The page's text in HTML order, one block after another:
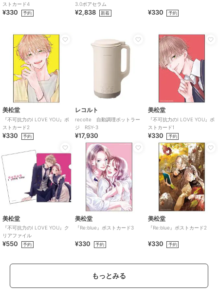
ストカード4
¥330 予約
3.0ポアセラム
¥2,838 新着 ¥330 予約
美松堂
『不可抗力のI LOVE YOU』ポ
ストカード2
¥330 予約
レコルト
recolte 自動調理ポットラー
ジ RSY-3
¥17,930
美松堂
『不可抗力のI LOVE YOU』ポ
ストカード1
¥330 予約
美松堂
『不可抗力のI LOVE YOU』ク
リアファイル
¥550 予約
美松堂
『Re:blue』ポストカード3
¥330 予約
美松堂
『Re:blue』ポストカード2
¥330 予約
もっとみる